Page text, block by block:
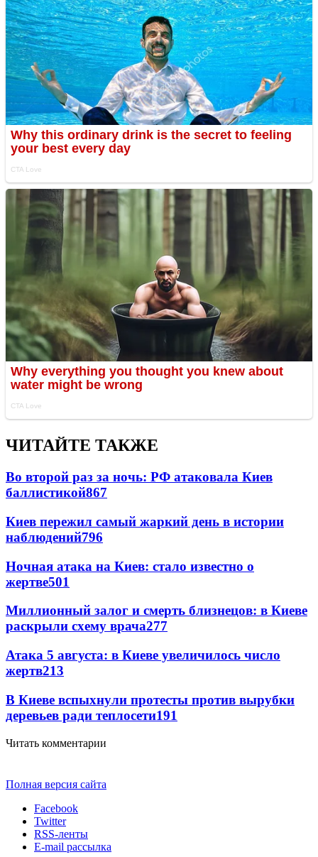
ЧИТАЙТЕ ТАКЖЕ
Во второй раз за ночь: РФ атаковала Киев
баллистикой867
Киев пережил самый жаркий день в истории
наблюдений796
Ночная атака на Киев: стало известно о
жертве501
Миллионный залог и смерть близнецов: в Киеве
раскрыли схему врача277
Атака 5 августа: в Киеве увеличилось число
жертв213
В Киеве вспыхнули протесты против вырубки
деревьев ради теплосети191
Читать комментарии
Полная версия сайта
Facebook
Twitter
RSS-ленты
E-mail рассылка